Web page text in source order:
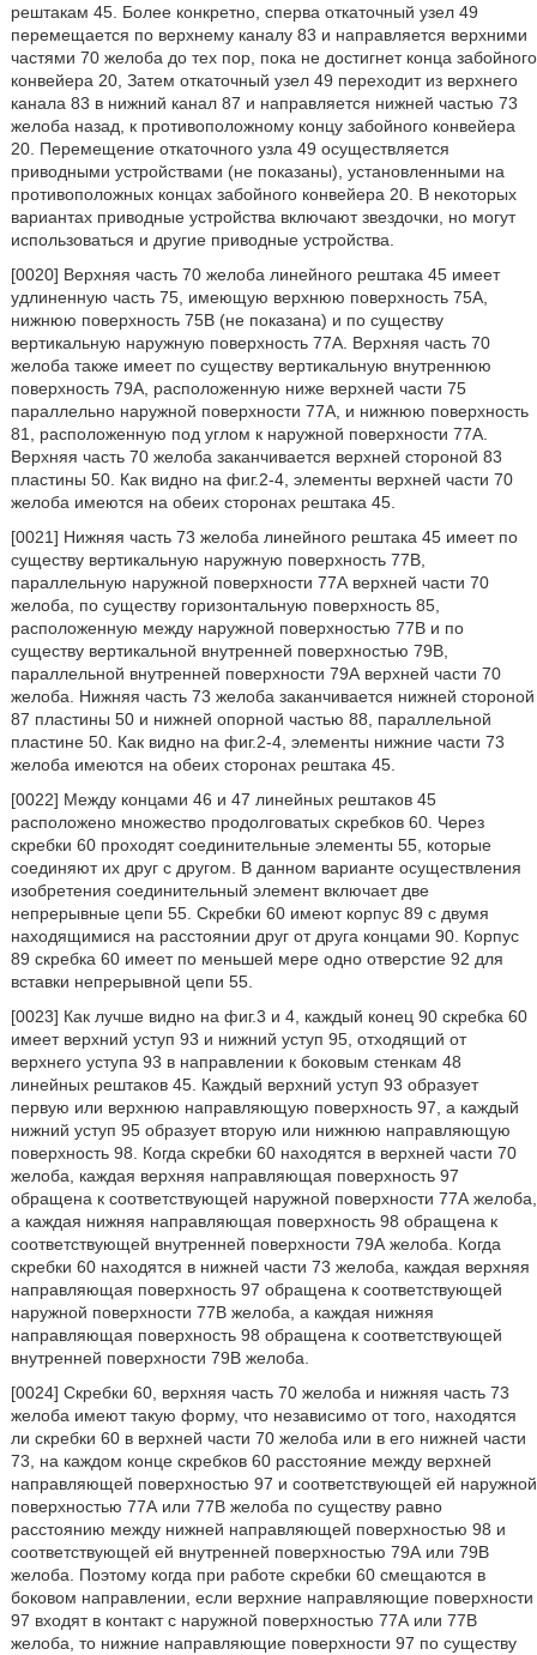
рештакам 45. Более конкретно, сперва откаточный узел 49
перемещается по верхнему каналу 83 и направляется верхними
частями 70 желоба до тех пор, пока не достигнет конца забойного
конвейера 20, Затем откаточный узел 49 переходит из верхнего
канала 83 в нижний канал 87 и направляется нижней частью 73
желоба назад, к противоположному концу забойного конвейера
20. Перемещение откаточного узла 49 осуществляется
приводными устройствами (не показаны), установленными на
противоположных концах забойного конвейера 20. В некоторых
вариантах приводные устройства включают звездочки, но могут
использоваться и другие приводные устройства.
[0020] Верхняя часть 70 желоба линейного рештака 45 имеет
удлиненную часть 75, имеющую верхнюю поверхность 75А,
нижнюю поверхность 75В (не показана) и по существу
вертикальную наружную поверхность 77А. Верхняя часть 70
желоба также имеет по существу вертикальную внутреннюю
поверхность 79А, расположенную ниже верхней части 75
параллельно наружной поверхности 77А, и нижнюю поверхность
81, расположенную под углом к наружной поверхности 77А.
Верхняя часть 70 желоба заканчивается верхней стороной 83
пластины 50. Как видно на фиг.2-4, элементы верхней части 70
желоба имеются на обеих сторонах рештака 45.
[0021] Нижняя часть 73 желоба линейного рештака 45 имеет по
существу вертикальную наружную поверхность 77В,
параллельную наружной поверхности 77А верхней части 70
желоба, по существу горизонтальную поверхность 85,
расположенную между наружной поверхностью 77В и по
существу вертикальной внутренней поверхностью 79В,
параллельной внутренней поверхности 79А верхней части 70
желоба. Нижняя часть 73 желоба заканчивается нижней стороной
87 пластины 50 и нижней опорной частью 88, параллельной
пластине 50. Как видно на фиг.2-4, элементы нижние части 73
желоба имеются на обеих сторонах рештака 45.
[0022] Между концами 46 и 47 линейных рештаков 45
расположено множество продолговатых скребков 60. Через
скребки 60 проходят соединительные элементы 55, которые
соединяют их друг с другом. В данном варианте осуществления
изобретения соединительный элемент включает две
непрерывные цепи 55. Скребки 60 имеют корпус 89 с двумя
находящимися на расстоянии друг от друга концами 90. Корпус
89 скребка 60 имеет по меньшей мере одно отверстие 92 для
вставки непрерывной цепи 55.
[0023] Как лучше видно на фиг.3 и 4, каждый конец 90 скребка 60
имеет верхний уступ 93 и нижний уступ 95, отходящий от
верхнего уступа 93 в направлении к боковым стенкам 48
линейных рештаков 45. Каждый верхний уступ 93 образует
первую или верхнюю направляющую поверхность 97, а каждый
нижний уступ 95 образует вторую или нижнюю направляющую
поверхность 98. Когда скребки 60 находятся в верхней части 70
желоба, каждая верхняя направляющая поверхность 97
обращена к соответствующей наружной поверхности 77А желоба,
а каждая нижняя направляющая поверхность 98 обращена к
соответствующей внутренней поверхности 79А желоба. Когда
скребки 60 находятся в нижней части 73 желоба, каждая верхняя
направляющая поверхность 97 обращена к соответствующей
наружной поверхности 77В желоба, а каждая нижняя
направляющая поверхность 98 обращена к соответствующей
внутренней поверхности 79В желоба.
[0024] Скребки 60, верхняя часть 70 желоба и нижняя часть 73
желоба имеют такую форму, что независимо от того, находятся
ли скребки 60 в верхней части 70 желоба или в его нижней части
73, на каждом конце скребков 60 расстояние между верхней
направляющей поверхностью 97 и соответствующей ей наружной
поверхностью 77А или 77В желоба по существу равно
расстоянию между нижней направляющей поверхностью 98 и
соответствующей ей внутренней поверхностью 79А или 79В
желоба. Поэтому когда при работе скребки 60 смещаются в
боковом направлении, если верхние направляющие поверхности
97 входят в контакт с наружной поверхностью 77А или 77В
желоба, то нижние направляющие поверхности 97 по существу